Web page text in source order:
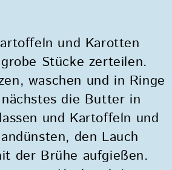
und Karotten
Stücke zerteilen.
waschen und in Ringe
die Butter in
und Kartoffeln und
den Lauch
der Brühe aufgießen.